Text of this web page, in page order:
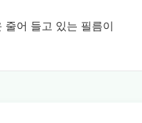
줄어 들고 있는 필름이